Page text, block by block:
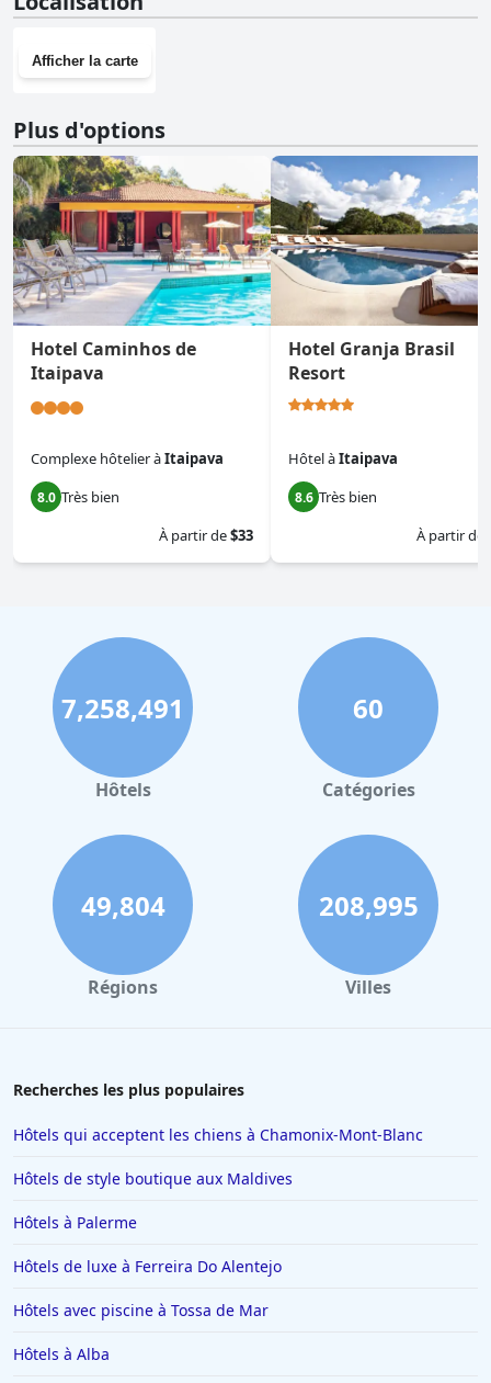
Afficher la carte
Plus d'options
Hotel Caminhos de
Itaipava
Complexe hôtelieràItaipava
8.0 Très bien
À partir de$33
Hotel Granja Brasil
Resort
HôtelàItaipava
8.6 Très bien
À partir de
7,258,491
Hôtels
60
Catégories
49,804
Régions
208,995
Villes
Recherches les plus populaires
Hôtels qui acceptent les chiens à Chamonix-Mont-Blanc
Hôtels de style boutique aux Maldives
Hôtels à Palerme
Hôtels de luxe à Ferreira Do Alentejo
Hôtels avec piscine à Tossa de Mar
Hôtels à Alba